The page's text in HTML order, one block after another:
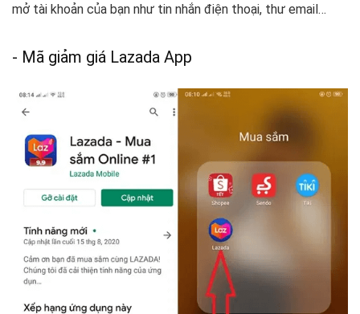
mở tài khoản của bạn như tin nhắn điện thoại, thư email…
- Mã giảm giá Lazada App